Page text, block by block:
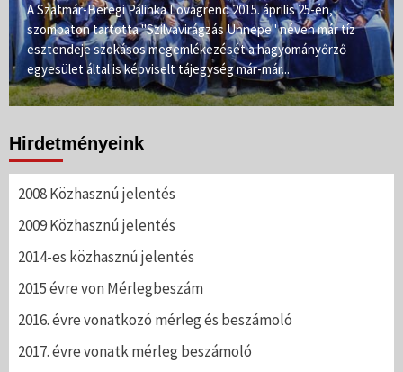
A Szatmár-Beregi Pálinka Lovagrend 2015. április 25-én,
szombaton tartotta "Szilvavirágzás Ünnepe" néven már tíz
esztendeje szokásos megemlékezését a hagyományőrző
egyesület által is képviselt tájegység már-már...
Hirdetményeink
2008 Közhasznú jelentés
2009 Közhasznú jelentés
2014-es közhasznú jelentés
2015 évre von Mérlegbeszám
2016. évre vonatkozó mérleg és beszámoló
2017. évre vonatk mérleg beszámoló